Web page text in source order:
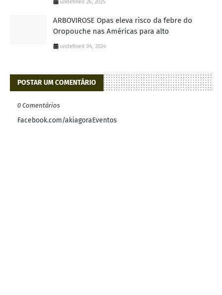
undefined 26, 2025
ARBOVIROSE Opas eleva risco da febre do
Oropouche nas Américas para alto
undefined 04, 2024
POSTAR UM COMENTÁRIO
0 Comentários
Facebook.com/akiagoraEventos